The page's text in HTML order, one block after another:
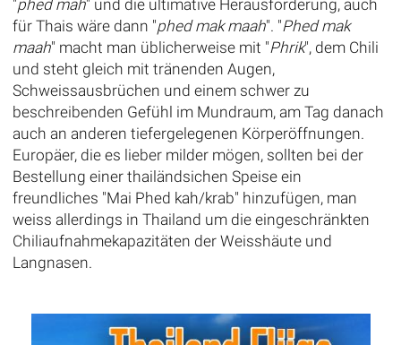
"phed mah" und die ultimative Herausforderung, auch
für Thais wäre dann "phed mak maah". "Phed mak
maah" macht man üblicherweise mit "Phrik", dem Chili
und steht gleich mit tränenden Augen,
Schweissausbrüchen und einem schwer zu
beschreibenden Gefühl im Mundraum, am Tag danach
auch an anderen tiefergelegenen Körperöffnungen.
Europäer, die es lieber milder mögen, sollten bei der
Bestellung einer thailändsichen Speise ein
freundliches "Mai Phed kah/krab" hinzufügen, man
weiss allerdings in Thailand um die eingeschränkten
Chiliaufnahmekapazitäten der Weisshäute und
Langnasen.